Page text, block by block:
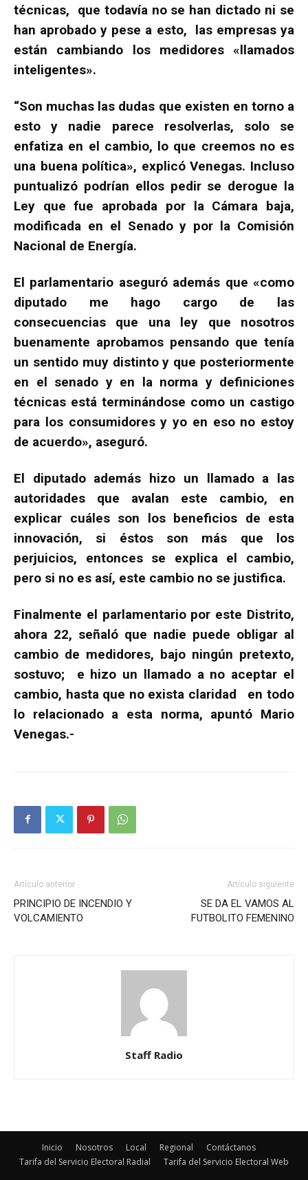
técnicas, que todavía no se han dictado ni se
han aprobado y pese a esto, las empresas ya
están cambiando los medidores «llamados
inteligentes».
“Son muchas las dudas que existen en torno a
esto y nadie parece resolverlas, solo se
enfatiza en el cambio, lo que creemos no es
una buena política», explicó Venegas. Incluso
puntualizó podrían ellos pedir se derogue la
Ley que fue aprobada por la Cámara baja,
modificada en el Senado y por la Comisión
Nacional de Energía.
El parlamentario aseguró además que «como
diputado me hago cargo de las
consecuencias que una ley que nosotros
buenamente aprobamos pensando que tenía
un sentido muy distinto y que posteriormente
en el senado y en la norma y definiciones
técnicas está terminándose como un castigo
para los consumidores y yo en eso no estoy
de acuerdo», aseguró.
El diputado además hizo un llamado a las
autoridades que avalan este cambio, en
explicar cuáles son los beneficios de esta
innovación, si éstos son más que los
perjuicios, entonces se explica el cambio,
pero si no es así, este cambio no se justifica.
Finalmente el parlamentario por este Distrito,
ahora 22, señaló que nadie puede obligar al
cambio de medidores, bajo ningún pretexto,
sostuvo; e hizo un llamado a no aceptar el
cambio, hasta que no exista claridad en todo
lo relacionado a esta norma, apuntó Mario
Venegas.-
Artículo anterior
PRINCIPIO DE INCENDIO Y
VOLCAMIENTO
Artículo siguiente
SE DA EL VAMOS AL
FUTBOLITO FEMENINO
Staff Radio
Inicio Nosotros Local Regional
Contáctanos
Tarifa del Servicio Electoral Radial
Tarifa del Servicio Electoral Web